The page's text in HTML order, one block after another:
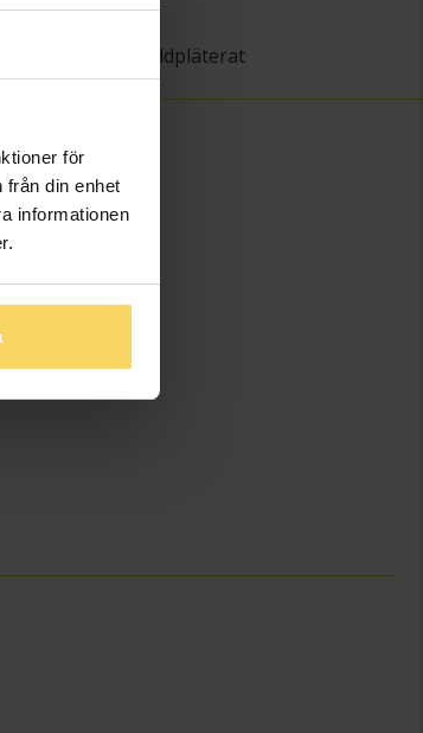
för
från din enhet
informationen
Silver,Guldpläterat